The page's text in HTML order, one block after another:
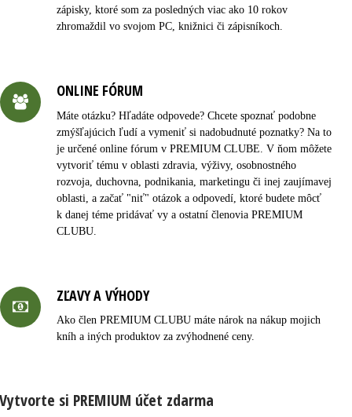
zápisky, ktoré som za posledných viac ako 10 rokov
zhromaždil vo svojom PC, knižnici či zápisníkoch.
ONLINE FÓRUM
Máte otázku? Hľadáte odpovede? Chcete spoznať podobne
zmýšľajúcich ľudí a vymeniť si nadobudnuté poznatky? Na to
je určené online fórum v PREMIUM CLUBE. V ňom môžete
vytvoriť tému v oblasti zdravia, výživy, osobnostného
rozvoja, duchovna, podnikania, marketingu či inej zaujímavej
oblasti, a začať "niť" otázok a odpovedí, ktoré budete môcť
k danej téme pridávať vy a ostatní členovia PREMIUM
CLUBU.
ZĽAVY A VÝHODY
Ako člen PREMIUM CLUBU máte nárok na nákup mojich
kníh a iných produktov za zvýhodnené ceny.
Vytvorte si PREMIUM účet zdarma